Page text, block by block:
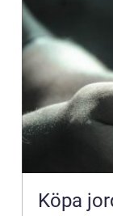
Köpa